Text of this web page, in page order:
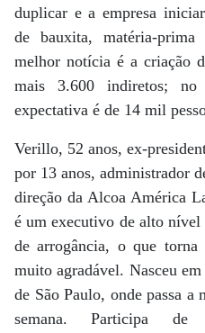
duplicar e a empresa
de bauxita, matéria-
melhor notícia é a criação
mais 3.600 indiretos;
expectativa é de 14 mil
Verillo, 52 anos, ex-
por 13 anos, administrador
direção da Alcoa América
é um executivo de alto
de arrogância, o que torna
muito agradável. Nasceu
de São Paulo, onde passa a
semana. Participa de